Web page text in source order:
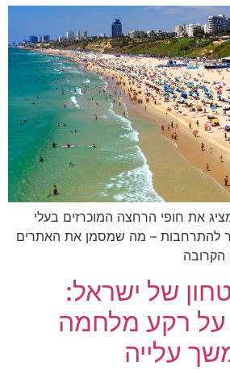
את חופי הרחצה המוכרזים בעלי
להתרחבות – מה שמסמן את האתרים
הקרובה
של ישראל:
על רקע מלחמה
עלייה